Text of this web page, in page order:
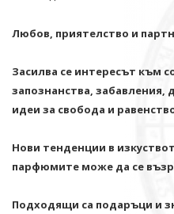
Любов, приятелство и
Засилва се интересът към
запознанства,
идеи за свобода и
Нови тенденции в
парфюмите може да се
Подходящи са подаръци и